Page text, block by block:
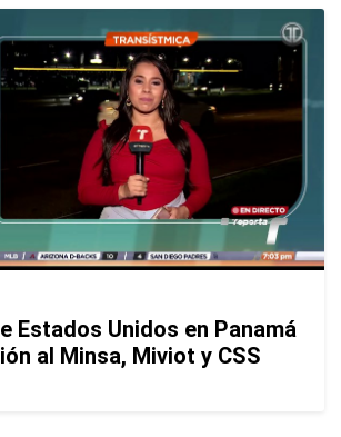
Estados Unidos en Panamá
al Minsa, Miviot y CSS